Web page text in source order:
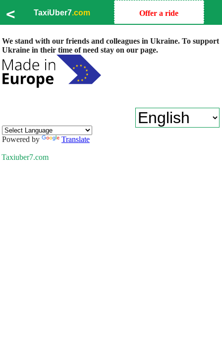
< TaxiUber7.com Offer a ride
We stand with our friends and colleagues in Ukraine. To support
Ukraine in their time of need stay on our page.
Powered by Translate
Taxiuber7.com